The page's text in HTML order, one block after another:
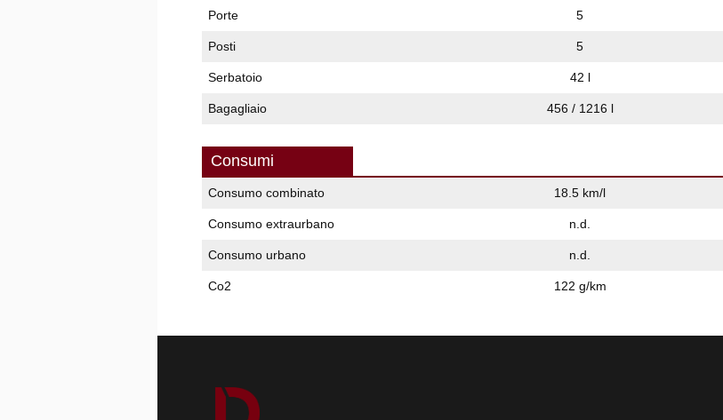
Porte 5
Posti 5
Serbatoio 42 l
Bagagliaio 456 / 1216 l
Consumi
Consumo combinato 18.5 km/l
Consumo extraurbano n.d.
Consumo urbano n.d.
Co2 122 g/km